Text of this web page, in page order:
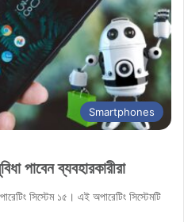
Smartphones
পাবেন ব্যবহারকারীরা
সিস্টেম ১৫। এই অপারেটিং সিস্টেমটি